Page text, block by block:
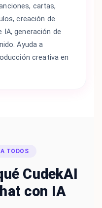
cartas,
creación de
IA, generación de
Ayuda a
creativa en
TODOS
CudekAI
con IA